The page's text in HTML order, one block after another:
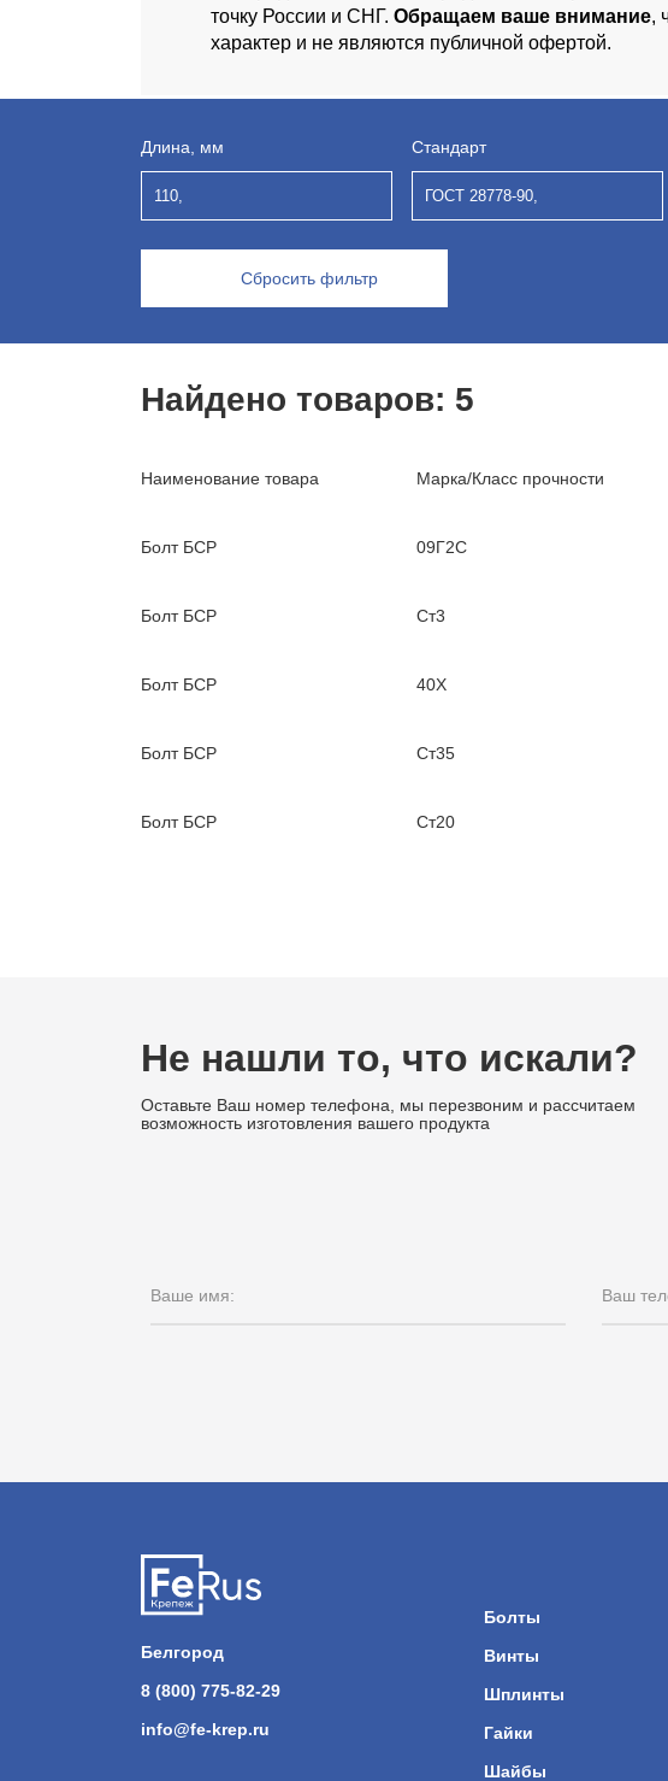
точку России и СНГ. Обращаем ваше внимание,
характер и не являются публичной офертой.
Длина, мм
110,
Стандарт
ГОСТ 28778-90,
Сбросить фильтр
Найдено товаров: 5
Наименование товара Марка/Класс прочности
Болт БСР 09Г2С
Болт БСР Ст3
Болт БСР 40Х
Болт БСР Ст35
Болт БСР Ст20
Не нашли то, что искали?
Оставьте Ваш номер телефона, мы перезвоним и рассчитаем
возможность изготовления вашего продукта
Ваше имя: Ваш
Белгород
8 (800) 775-82-29
info@fe-krep.ru
Болты
Винты
Шплинты
Гайки
Шайбы